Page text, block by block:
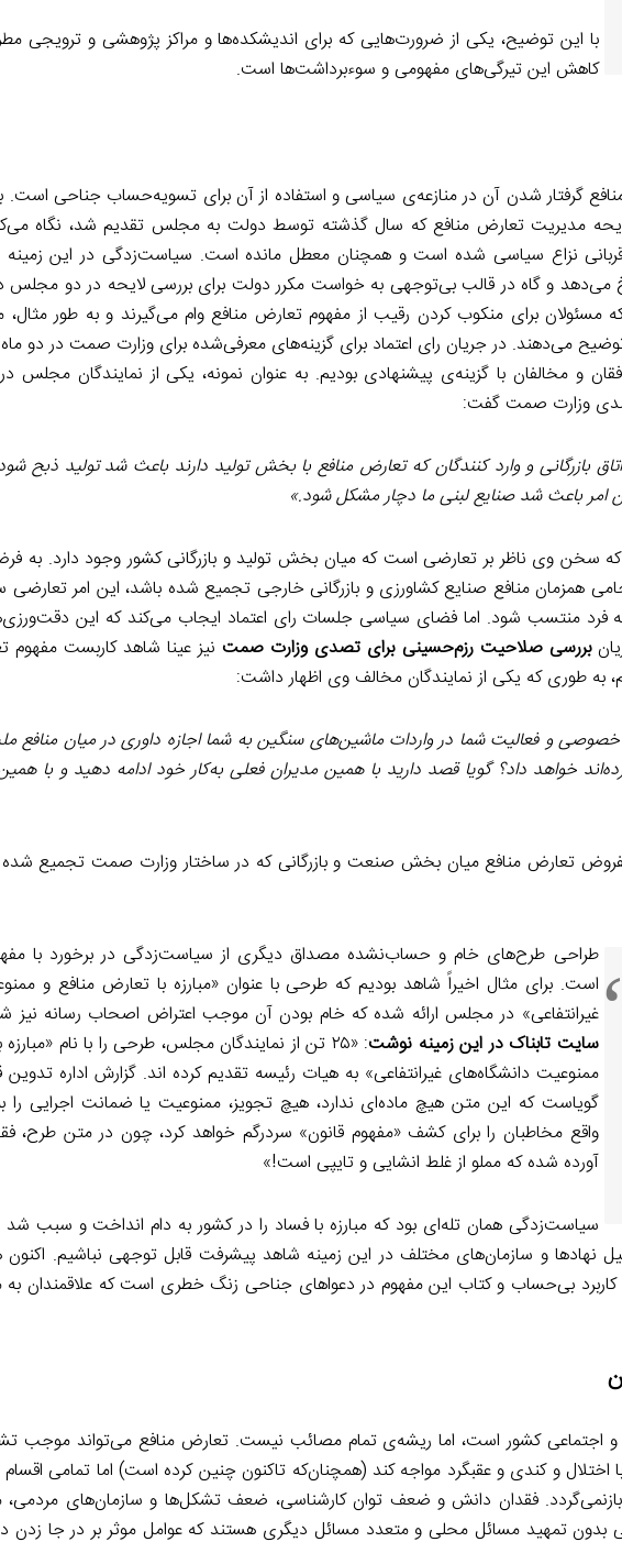
با این توضیح، یکی از ضرورت‌هایی که برای اندیشکده‌ها و مراکز پژوهشی و ترویجی
کاهش این تیرگی‌های مفهومی و سوءبرداشت‌ها است.
گرفتار شدن آن در منازعه‌ی سیاسی و استفاده از آن برای تسویه‌حساب جناحی است.
مدیریت تعارض منافع که سال گذشته توسط دولت به مجلس تقدیم شد، نگاه
قربانی نزاع سیاسی شده است و همچنان معطل مانده است. سیاست‌زدگی در این زمینه
و گاه در قالب بی‌توجهی به خواست مکرر دولت برای بررسی لایحه در دو مجلس
برای منکوب کردن رقیب از مفهوم تعارض منافع وام می‌گیرند و به طور مثال،
می‌دهند. در جریان رای اعتماد برای گزینه‌های معرفی‌شده برای وزارت صمت در دو ماه
و مخالفان با گزینه‌ی پیشنهادی بودیم. به عنوان نمونه، یکی از نمایندگان مجلس در
وزارت صمت گفت:
به عنوان طرفدار اتاق بازرگانی و وارد کنندگان که تعارض منافع با بخش تولید دارند باعث شد تولید
باعث شد صنایع لبنی ما دچار مشکل شود.»
سخن وی ناظر بر تعارضی است که میان بخش تولید و بازرگانی کشور وجود دارد. به
همزمان منافع صنایع کشاورزی و بازرگانی خارجی تجمیع شده باشد، این امر
فرد منتسب شود. اما فضای سیاسی جلسات رای اعتماد ایجاب می‌کند که این
بررسی صلاحیت رزم‌حسینی برای تصدی وزارت صمت نیز عینا شاهد کاربست مفهوم
به طوری که یکی از نمایندگان مخالف وی اظهار داشت:
و فعالیت شما در واردات ماشین‌های سنگین به شما اجازه داوری در میان منافع
خواهد داد؟ گویا قصد دارید با همین مدیران فعلی به‌کار خود ادامه دهید و با
مفروض تعارض منافع میان بخش صنعت و بازرگانی که در ساختار وزارت صمت تجمیع
طراحی طرح‌های خام و حساب‌نشده مصداق دیگری از سیاست‌زدگی در برخورد با
است. برای مثال اخیراً شاهد بودیم که طرحی با عنوان «مبارزه با تعارض منافع و
غیرانتفاعی» در مجلس ارائه شده که خام بودن آن موجب اعتراض اصحاب رسانه نیز
سایت تابناک در این زمینه نوشت
: «۲۵ تن از نمایندگان مجلس، طرحی را با نام
ممنوعیت دانشگاه‌های غیرانتفاعی» به هیات رئیسه تقدیم کرده اند. گزارش اداره
گویاست که این متن هیچ ماده‌ای ندارد، هیچ تجویز، ممنوعیت یا ضمانت اجرایی را
واقع مخاطبان را برای کشف «مفهوم قانون» سردرگم خواهد کرد، چون در متن طرح،
آورده شده که مملو از غلط انشایی و تایپی است!»
سیاست‌زدگی همان تله‌ای بود که مبارزه با فساد را در کشور به دام انداخت و سبب
نهادها و سازمان‌های مختلف در این زمینه شاهد پیشرفت قابل توجهی نباشیم.
کاربرد بی‌حساب و کتاب این مفهوم در دعواهای جناحی زنگ خطری است که علاقمندان به
و اجتماعی کشور است، اما ریشه‌ی تمام مصائب نیست. تعارض منافع می‌تواند موجب
اختلال و کندی و عقبگرد مواجه کند (همچنان‌که تاکنون چنین کرده است) اما تمامی اقسام
بازنمی‌گردد. فقدان دانش و ضعف توان کارشناسی، ضعف تشکل‌ها و سازمان‌های مردمی،
بدون تمهید مسائل محلی و متعدد مسائل دیگری هستند که عوامل موثر بر در جا زدن